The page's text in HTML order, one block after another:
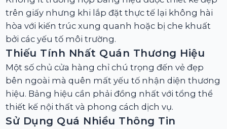
trên giấy nhưng khi lắp đặt thực tế lại không hài
hòa với kiến trúc xung quanh hoặc bị che khuất
bởi các yếu tố môi trường.
Thiếu Tính Nhất Quán Thương Hiệu
Một số chủ cửa hàng chỉ chú trọng đến vẻ đẹp
bên ngoài mà quên mất yếu tố nhận diện thương
hiệu. Bảng hiệu cần phải đồng nhất với tổng thể
thiết kế nội thất và phong cách dịch vụ.
Sử Dụng Quá Nhiều Thông Tin